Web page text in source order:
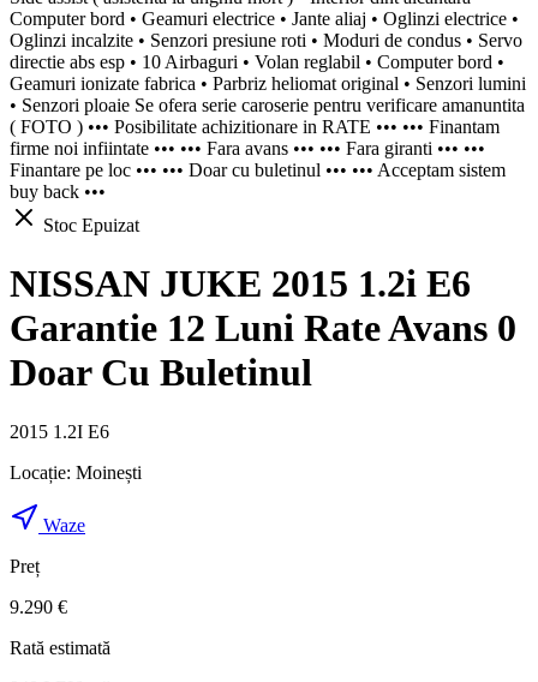
Computer bord • Geamuri electrice • Jante aliaj • Oglinzi electrice •
Oglinzi incalzite • Senzori presiune roti • Moduri de condus • Servo
directie abs esp • 10 Airbaguri • Volan reglabil • Computer bord •
Geamuri ionizate fabrica • Parbriz heliomat original • Senzori lumini
• Senzori ploaie Se ofera serie caroserie pentru verificare amanuntita
( FOTO ) ••• Posibilitate achizitionare in RATE ••• ••• Finantam
firme noi infiintate ••• ••• Fara avans ••• ••• Fara giranti ••• •••
Finantare pe loc ••• ••• Doar cu buletinul ••• ••• Acceptam sistem
buy back •••
Stoc Epuizat
NISSAN JUKE 2015 1.2i E6
Garantie 12 Luni Rate Avans 0
Doar Cu Buletinul
2015 1.2I E6
Locație: Moinești
Waze
Preț
9.290 €
Rată estimată